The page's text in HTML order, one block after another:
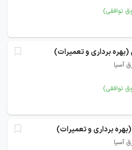
توافقی)
برداری و تعمیرات)
آسیا
توافقی)
برداری و تعمیرات)
آسیا